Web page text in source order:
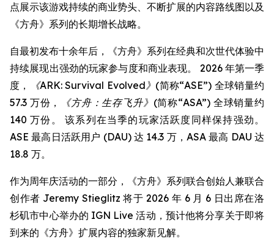
点展示该游戏持续的商业势头、不断扩展的内容路线图以及
《方舟》系列的长期增长战略。
自最初发布十余年后，《方舟》系列在经典和次世代体验中
持续展现出强劲的玩家参与度和商业表现。 2026 年第一季
度，
《ARK: Survival Evolved》 (简称“ASE”) 全球销量约
57.3 万份，
《方舟：生存飞升》 (简称“ASA”) 全球销量约
140 万份。 该系列在当季的玩家活跃度同样保持强劲。
ASE 最高日活跃用户 (DAU) 达 14.3 万，ASA 最高 DAU 达
18.8 万。
作为周年庆活动的一部分，《方舟》系列联合创始人兼联合
创作者 Jeremy Stieglitz 将于 2026 年 6 月 6 日出席在洛
杉矶市中心举办的 IGN Live 活动，预计他将分享关于即将
到来的《方舟》扩展内容的独家新见解。